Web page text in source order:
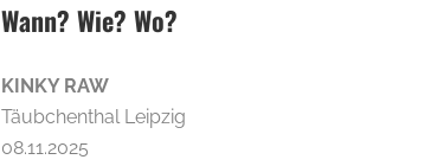
Wann? Wie? Wo?
KINKY RAW
Täubchenthal Leipzig
08.11.2025